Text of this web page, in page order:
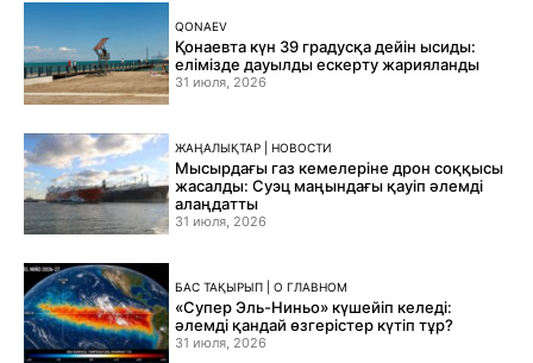
QONAEV
Қонаевта күн 39 градусқа дейін ысиды:
елімізде дауылды ескерту жарияланды
31 июля, 2026
ЖАҢАЛЫҚТАР | НОВОСТИ
Мысырдағы газ кемелеріне дрон соққысы
жасалды: Суэц маңындағы қауіп әлемді
алаңдатты
31 июля, 2026
БАС ТАҚЫРЫП | О ГЛАВНОМ
«Супер Эль-Ниньо» күшейіп келеді:
әлемді қандай өзгерістер күтіп тұр?
31 июля, 2026